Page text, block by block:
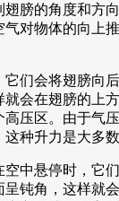
翅膀的角度和方
气对物体的向上
它们会将翅膀向
就会在翅膀的上
压区。由于气
种升力是大多
中悬停时，它
钝角，这样就